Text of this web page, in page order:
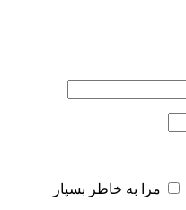
مرا به خاطر بسپار